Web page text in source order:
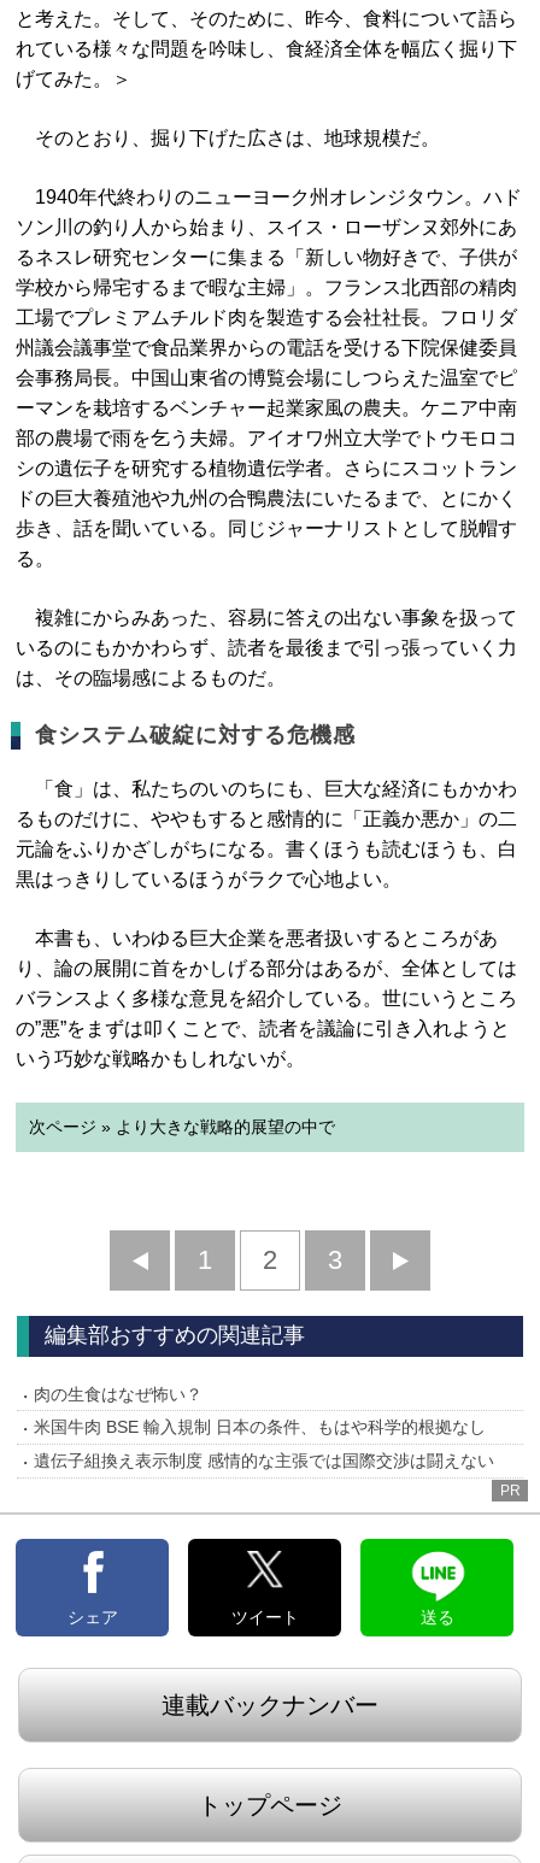
と考えた。そして、そのために、昨今、食料について語ら
れている様々な問題を吟味し、食経済全体を幅広く掘り下
げてみた。＞
そのとおり、掘り下げた広さは、地球規模だ。
1940年代終わりのニューヨーク州オレンジタウン。ハド
ソン川の釣り人から始まり、スイス・ローザンヌ郊外にあ
るネスレ研究センターに集まる「新しい物好きで、子供が
学校から帰宅するまで暇な主婦」。フランス北西部の精肉
工場でプレミアムチルド肉を製造する会社社長。フロリダ
州議会議事堂で食品業界からの電話を受ける下院保健委員
会事務局長。中国山東省の博覧会場にしつらえた温室でピ
ーマンを栽培するベンチャー起業家風の農夫。ケニア中南
部の農場で雨を乞う夫婦。アイオワ州立大学でトウモロコ
シの遺伝子を研究する植物遺伝学者。さらにスコットラン
ドの巨大養殖池や九州の合鴨農法にいたるまで、とにかく
歩き、話を聞いている。同じジャーナリストとして脱帽す
る。
複雑にからみあった、容易に答えの出ない事象を扱って
いるのにもかかわらず、読者を最後まで引っ張っていく力
は、その臨場感によるものだ。
食システム破綻に対する危機感
「食」は、私たちのいのちにも、巨大な経済にもかかわ
るものだけに、ややもすると感情的に「正義か悪か」の二
元論をふりかざしがちになる。書くほうも読むほうも、白
黒はっきりしているほうがラクで心地よい。
本書も、いわゆる巨大企業を悪者扱いするところがあ
り、論の展開に首をかしげる部分はあるが、全体としては
バランスよく多様な意見を紹介している。世にいうところ
の”悪”をまずは叩くことで、読者を議論に引き入れようと
いう巧妙な戦略かもしれないが。
次ページ » より大きな戦略的展望の中で
前
へ
1 2 3
へ
編集部おすすめの関連記事
肉の生食はなぜ怖い？
米国牛肉 BSE 輸入規制 日本の条件、もはや科学的根拠なし
遺伝子組換え表示制度 感情的な主張では国際交渉は闘えない
PR
シェア ツイート 送る
連載バックナンバー
トップページ